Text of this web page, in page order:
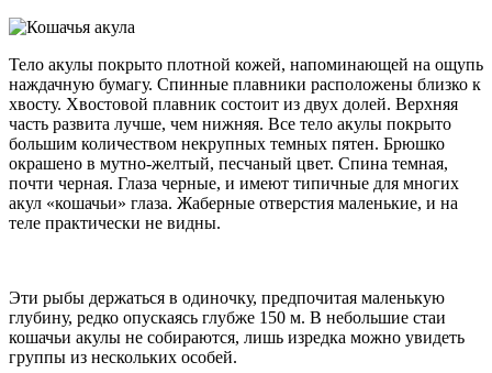
Тело акулы покрыто плотной кожей, напоминающей на ощупь
наждачную бумагу. Спинные плавники расположены близко к
хвосту. Хвостовой плавник состоит из двух долей. Верхняя
часть развита лучше, чем нижняя. Все тело акулы покрыто
большим количеством некрупных темных пятен. Брюшко
окрашено в мутно-желтый, песчаный цвет. Спина темная,
почти черная. Глаза черные, и имеют типичные для многих
акул «кошачьи» глаза. Жаберные отверстия маленькие, и на
теле практически не видны.
Эти рыбы держаться в одиночку, предпочитая маленькую
глубину, редко опускаясь глубже 150 м. В небольшие стаи
кошачьи акулы не собираются, лишь изредка можно увидеть
группы из нескольких особей.